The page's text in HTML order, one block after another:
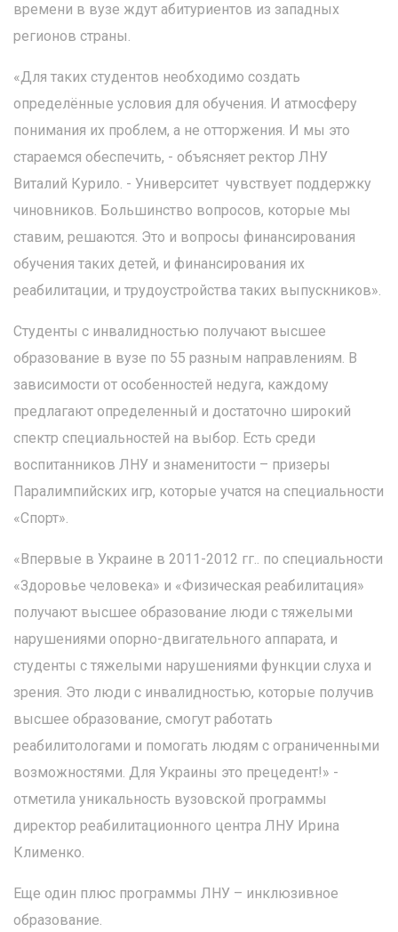
времени в вузе ждут абитуриентов из западных
регионов страны.
«Для таких студентов необходимо создать
определённые условия для обучения. И атмосферу
понимания их проблем, а не отторжения. И мы это
стараемся обеспечить, - объясняет ректор ЛНУ
Виталий Курило. - Университет чувствует поддержку
чиновников. Большинство вопросов, которые мы
ставим, решаются. Это и вопросы финансирования
обучения таких детей, и финансирования их
реабилитации, и трудоустройства таких выпускников».
Студенты с инвалидностью получают высшее
образование в вузе по 55 разным направлениям. В
зависимости от особенностей недуга, каждому
предлагают определенный и достаточно широкий
спектр специальностей на выбор. Есть среди
воспитанников ЛНУ и знаменитости – призеры
Паралимпийских игр, которые учатся на специальности
«Спорт».
«Впервые в Украине в 2011-2012 гг.. по специальности
«Здоровье человека» и «Физическая реабилитация»
получают высшее образование люди с тяжелыми
нарушениями опорно-двигательного аппарата, и
студенты с тяжелыми нарушениями функции слуха и
зрения. Это люди с инвалидностью, которые получив
высшее образование, смогут работать
реабилитологами и помогать людям с ограниченными
возможностями. Для Украины это прецедент!» -
отметила уникальность вузовской программы
директор реабилитационного центра ЛНУ Ирина
Клименко.
Еще один плюс программы ЛНУ – инклюзивное
образование.